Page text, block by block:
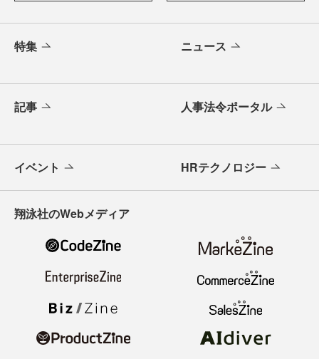
特集 ニュース
記事 人事法令ポータル
イベント HRテクノロジー
翔泳社のWebメディア